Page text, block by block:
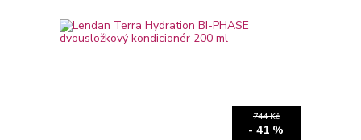
744 Kč
- 41 %